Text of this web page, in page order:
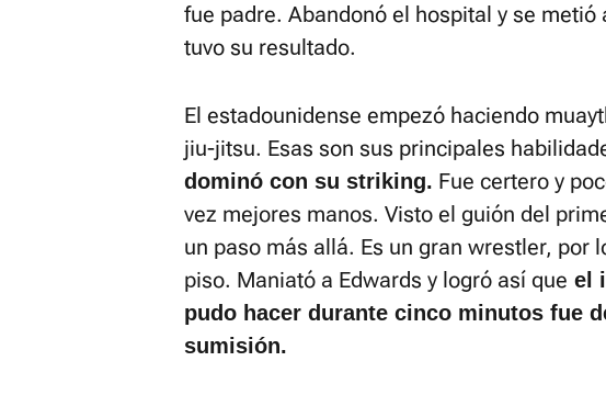
fue padre. Abandonó el hospital y se
tuvo su resultado.
El estadounidense empezó haciendo
jiu-jitsu. Esas son sus principales
dominó con su striking. Fue certero y
vez mejores manos. Visto el guión del
un paso más allá. Es un gran wrestler, por
piso. Maniató a Edwards y logró así que el
pudo hacer durante cinco minutos fue
sumisión.